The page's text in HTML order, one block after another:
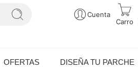
Cuenta
Carro
OFERTAS DISEÑA TU PARCHE